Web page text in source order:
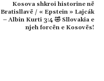
Kosova shkroi historine në
Bratisllavë / « Epstein » Lajcák
– Albin Kurti 3:4 🤣 Sllovakia e
njeh forcën e Kosovës!